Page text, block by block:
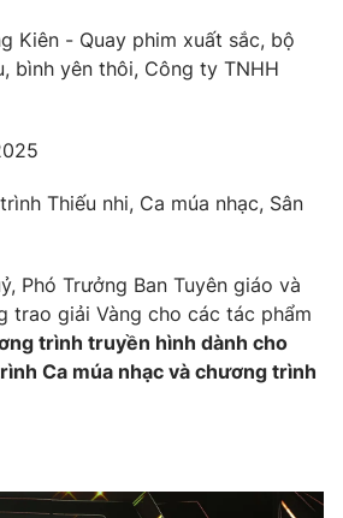
Kiên - Quay phim xuất sắc, bộ
bình yên thôi, Công ty TNHH
Thiếu nhi, Ca múa nhạc, Sân
Phó Trưởng Ban Tuyên giáo và
trao giải Vàng cho các tác phẩm
trình truyền hình dành cho
Ca múa nhạc và chương trình